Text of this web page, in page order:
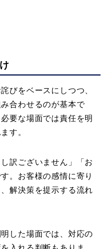
びをベースにしつつ、
合わせるのが基本で
要な場面では責任を明
す。
訳ございません」「お
。お客様の感情に寄り
解決策を提示する流れ
した場面では、対応の